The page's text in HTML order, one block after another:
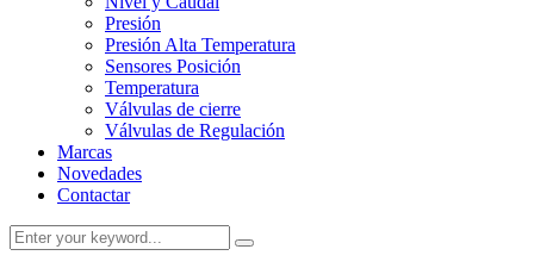
Presión
Presión Alta Temperatura
Sensores Posición
Temperatura
Válvulas de cierre
Válvulas de Regulación
Marcas
Novedades
Contactar